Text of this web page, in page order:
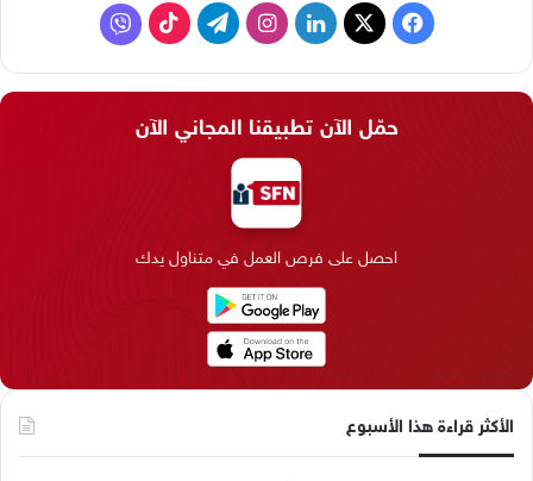
ف
د
ن
ق
ر
ا
م
ت
م
k
ف
ا
حمّل الآن تطبيقنا المجاني الآن
احصل على فرص العمل في متناول يدك
الأكثر قراءة هذا الأسبوع